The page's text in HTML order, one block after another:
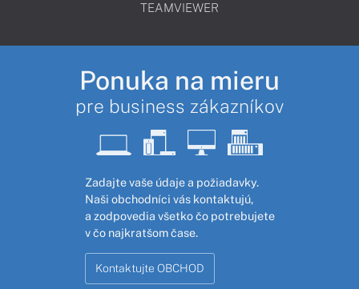
TEAMVIEWER
Ponuka na mieru
pre business zákazníkov
Zadajte vaše údaje a požiadavky.
Naši obchodníci vás kontaktujú,
a zodpovedia všetko čo potrebujete
v čo najkratšom čase.
Kontaktujte OBCHOD